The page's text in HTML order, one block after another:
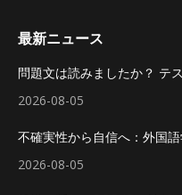
最新ニュース
問題文は読みましたか？ テ
2026-08-05
不確実性から自信へ：外国
2026-08-05